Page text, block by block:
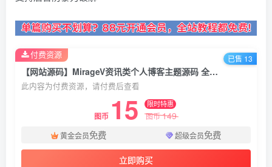
【网站源码】MirageV资讯类个人博客主题源码 全开源WordPress主题
此内容为付费资源，请付费后查看
图币 15 限时特惠
图币149
黄金会员免费 超级会员免费
立即购买
付费资源 已售 13